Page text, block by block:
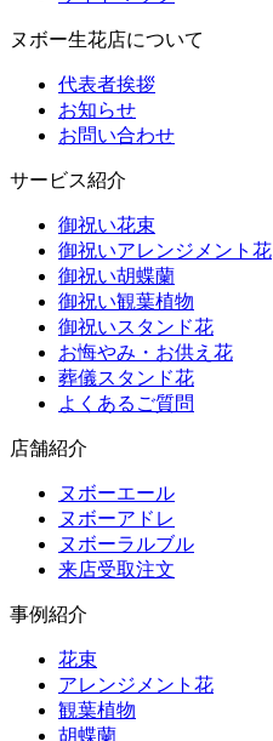
ヌボー生花店について
代表者挨拶
お知らせ
お問い合わせ
サービス紹介
御祝い花束
御祝いアレンジメント花
御祝い胡蝶蘭
御祝い観葉植物
御祝いスタンド花
お悔やみ・お供え花
葬儀スタンド花
よくあるご質問
店舗紹介
ヌボーエール
ヌボーアドレ
ヌボーラルブル
来店受取注文
事例紹介
花束
アレンジメント花
観葉植物
胡蝶蘭